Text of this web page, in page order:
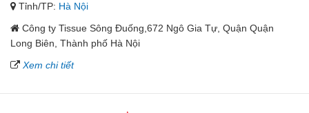
Tỉnh/TP: Hà Nội
Công ty Tissue Sông Đuống,672 Ngô Gia Tự, Quận Quận
Long Biên, Thành phố Hà Nội
Xem chi tiết